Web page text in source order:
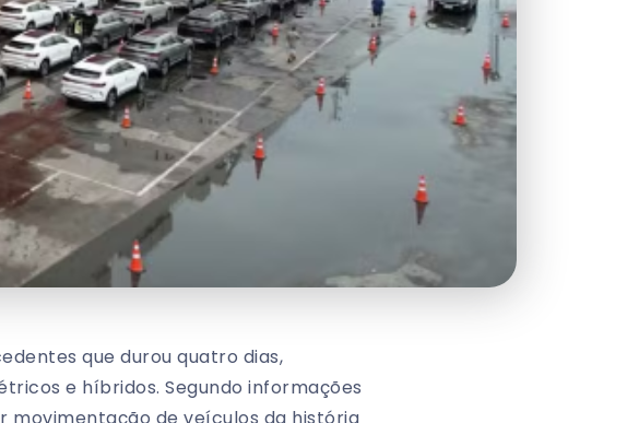
que durou quatro dias,
e híbridos. Segundo informações
movimentação de veículos da história